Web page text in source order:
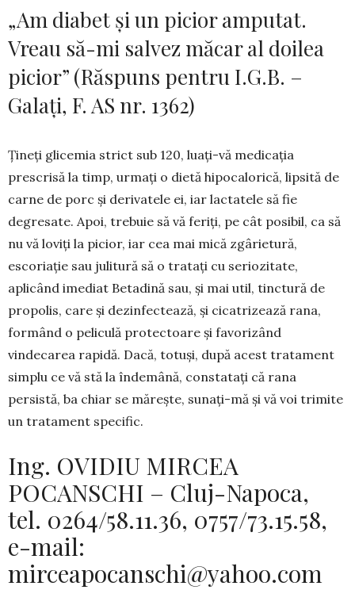
„Am diabet și un picior amputat.
Vreau să-mi salvez măcar al doilea
picior” (Răspuns pentru I.G.B. –
Galați, F. AS nr. 1362)
Țineți glicemia strict sub 120, luați-vă medicația
prescrisă la timp, urmați o dietă hipocalorică, lipsită de
carne de porc și derivatele ei, iar lactatele să fie
degresate. Apoi, trebuie să vă feriți, pe cât posibil, ca să
nu vă loviți la picior, iar cea mai mică zgârietură,
escoriație sau julitură să o tratați cu seriozitate,
aplicând imediat Betadină sau, și mai util, tinctură de
propolis, care și dezinfectează, și cica­trizează rana,
formând o peliculă pro­tectoare și favorizând
vindecarea ra­pidă. Dacă, totuși, după acest trata­ment
simplu ce vă stă la îndemână, constatați că rana
persistă, ba chiar se mărește, sunați-mă și vă voi trimite
un tratament specific.
Ing. OVIDIU MIRCEA
POCANSCHI – Cluj-Napoca,
tel. 0264/58.11.36, 0757/73.15.58,
e-mail:
mirceapocanschi@yahoo.com